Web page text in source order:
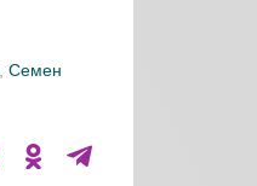
Семен